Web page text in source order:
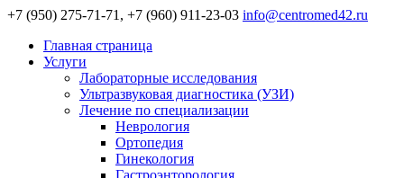
+7 (950) 275-71-71, +7 (960) 911-23-03 info@centromed42.ru
Главная страница
Услуги
Лабораторные исследования
Ультразвуковая диагностика (УЗИ)
Лечение по специализации
Неврология
Ортопедия
Гинекология
Гастроэнторология